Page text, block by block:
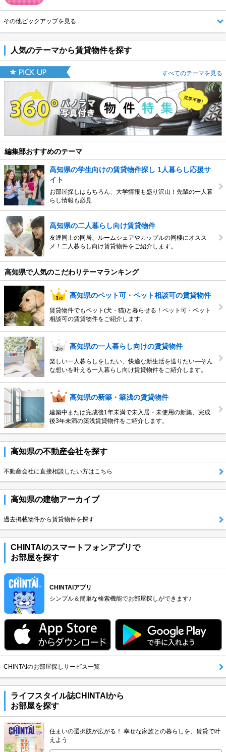
その他ピックアップを見る
人気のテーマから賃貸物件を探す
すべてのテーマを見る
編集部おすすめのテーマ
高知県の学生向けの賃貸物件探し 1人暮らし応援サ
イト
お部屋探しはもちろん、大学情報も盛り沢山！先輩の一人暮
らし情報も必見
高知県の二人暮らし向け賃貸物件
友達同士の同居、ルームシェアやカップルの同棲にオスス
メ！二人暮らし向け賃貸物件をご紹介します。
高知県で人気のこだわりテーマランキング
高知県のペット可・ペット相談可の賃貸物件
賃貸物件でもペット(犬・猫)と暮らせる！ペット可・ペット
相談可の賃貸物件をご紹介します。
高知県の一人暮らし向けの賃貸物件
楽しい一人暮らしをしたい、快適な新生活を送りたい―そん
な想いを叶える一人暮らし向け賃貸物件をご紹介します。
高知県の新築・築浅の賃貸物件
建築中または完成後1年未満で未入居・未使用の新築、完成
後3年未満の築浅賃貸物件をご紹介します。
高知県の不動産会社を探す
不動産会社に直接相談したい方はこちら
高知県の建物アーカイブ
過去掲載物件から賃貸物件を探す
CHINTAIのスマートフォンアプリで
お部屋を探す
CHINTAIアプリ
シンプル＆簡単な検索機能でお部屋探しができます♪
CHINTAIのお部屋探しサービス一覧
ライフスタイル誌CHINTAIから
お部屋を探す
住まいの選択肢が広がる！ 幸せな家族との暮らしを、賃貸で叶
えよう